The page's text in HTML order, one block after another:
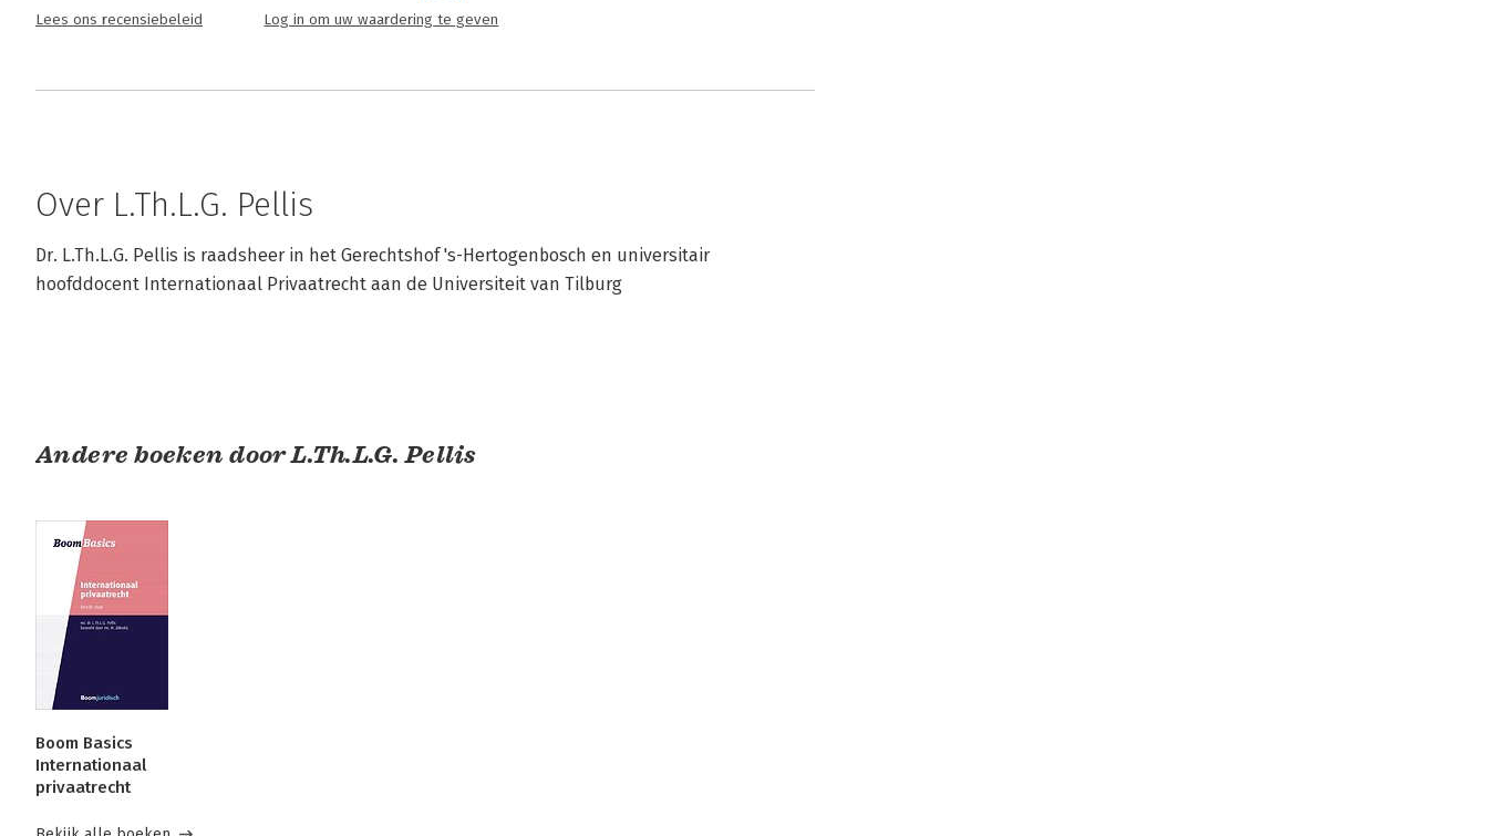
Lees ons recensiebeleid Log in om uw waardering te geven
Over L.Th.L.G. Pellis
Dr. L.Th.L.G. Pellis is raadsheer in het Gerechtshof 's-Hertogenbosch en universitair
hoofddocent Internationaal Privaatrecht aan de Universiteit van Tilburg
Andere boeken door L.Th.L.G. Pellis
Boom Basics
Internationaal
privaatrecht